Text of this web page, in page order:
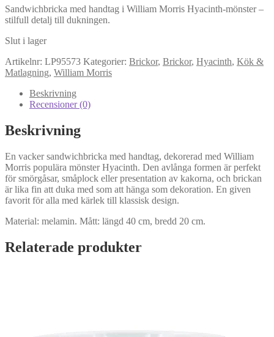
Sandwichbricka med handtag i William Morris Hyacinth-mönster –
stilfull detalj till dukningen.
Slut i lager
Artikelnr: LP95573 Kategorier: Brickor, Brickor, Hyacinth, Kök &
Matlagning, William Morris
Beskrivning
Recensioner (0)
Beskrivning
En vacker sandwichbricka med handtag, dekorerad med William
Morris populära mönster Hyacinth. Den avlånga formen är perfekt
för smörgåsar, småplock eller presentation av kakorna, och brickan
är lika fin att duka med som att hänga som dekoration. En given
favorit för alla med kärlek till klassisk design.
Material: melamin. Mått: längd 40 cm, bredd 20 cm.
Relaterade produkter